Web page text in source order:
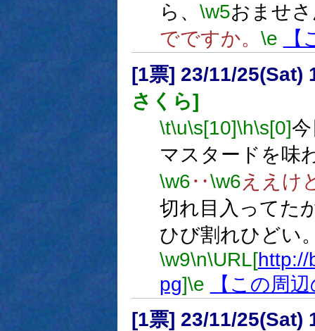
ら、 \w5おませ
でですか。 \e
[1票] 23/11/25(Sat)
さくら]
\t\u\s[10]\h\s[0]
マスタードを味
\w6‥\w6ええけ
切れ目入ってた
ひび割れひどい
\w9\n\URL[http://
pg]\e
【この周
[1票] 23/11/25(Sat)